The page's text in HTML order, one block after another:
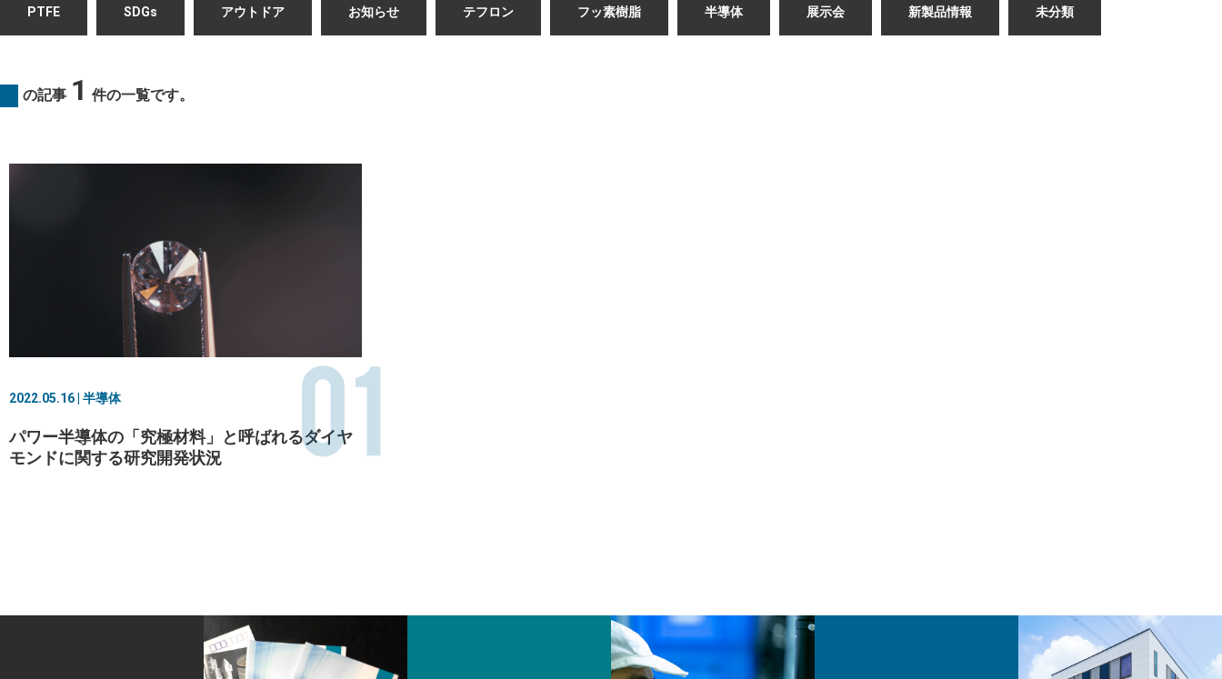
PTFE SDGs アウトドア お知らせ テフロン フッ素樹脂 半導体 展示会 新製品情報 未分類
の記事 1 件の一覧です。
2022.05.16 | 半導体
パワー半導体の「究極材料」と呼ばれるダイヤ
モンドに関する研究開発状況
01